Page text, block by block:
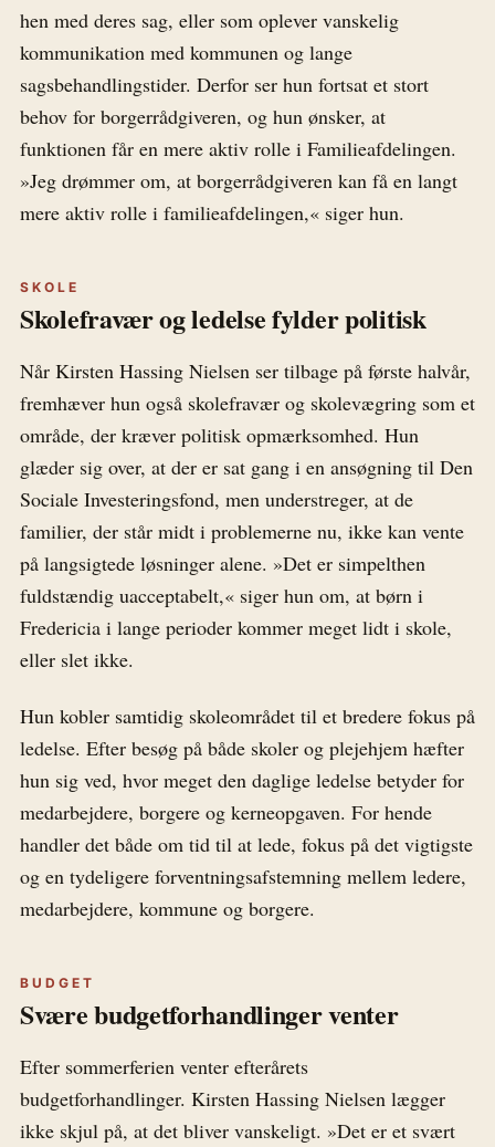
hen med deres sag, eller som oplever vanskelig
kommunikation med kommunen og lange
sagsbehandlingstider. Derfor ser hun fortsat et stort
behov for borgerrådgiveren, og hun ønsker, at
funktionen får en mere aktiv rolle i Familieafdelingen.
»Jeg drømmer om, at borgerrådgiveren kan få en langt
mere aktiv rolle i familieafdelingen,« siger hun.
SKOLE
Skolefravær og ledelse fylder politisk
Når Kirsten Hassing Nielsen ser tilbage på første halvår,
fremhæver hun også skolefravær og skolevægring som et
område, der kræver politisk opmærksomhed. Hun
glæder sig over, at der er sat gang i en ansøgning til Den
Sociale Investeringsfond, men understreger, at de
familier, der står midt i problemerne nu, ikke kan vente
på langsigtede løsninger alene. »Det er simpelthen
fuldstændig uacceptabelt,« siger hun om, at børn i
Fredericia i lange perioder kommer meget lidt i skole,
eller slet ikke.
Hun kobler samtidig skoleområdet til et bredere fokus på
ledelse. Efter besøg på både skoler og plejehjem hæfter
hun sig ved, hvor meget den daglige ledelse betyder for
medarbejdere, borgere og kerneopgaven. For hende
handler det både om tid til at lede, fokus på det vigtigste
og en tydeligere forventningsafstemning mellem ledere,
medarbejdere, kommune og borgere.
BUDGET
Svære budgetforhandlinger venter
Efter sommerferien venter efterårets
budgetforhandlinger. Kirsten Hassing Nielsen lægger
ikke skjul på, at det bliver vanskeligt. »Det er et svært